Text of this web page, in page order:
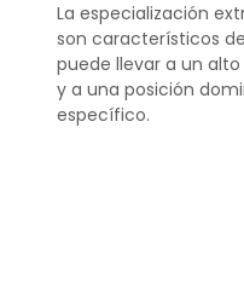
La especialización
son característicos
puede llevar a un
y a una posición
específico.